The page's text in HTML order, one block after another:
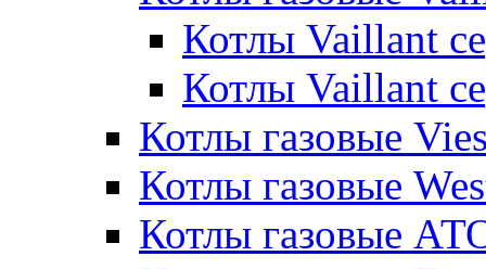
Котлы Vaillant
Котлы Vaillant
Котлы газовые
Котлы газовые
Котлы газовые